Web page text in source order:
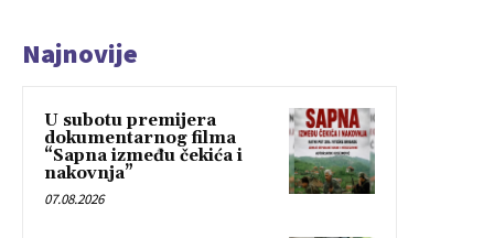
Najnovije
U subotu premijera
dokumentarnog filma
“Sapna između čekića i
nakovnja”
07.08.2026